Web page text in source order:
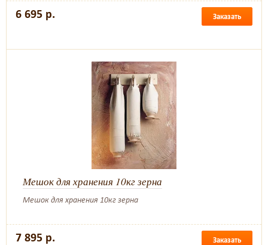
6 695 р. Заказать
Мешок для хранения 10кг зерна
Мешок для хранения 10кг зерна
7 895 р. Заказать